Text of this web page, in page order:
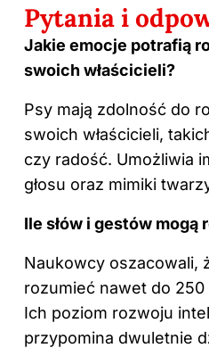
Pytania i
Jakie emocje potrafią
swoich właścicieli?
Psy mają zdolność do
swoich właścicieli,
czy radość. Umożliwia
głosu oraz mimiki
Ile słów i gestów mogą
Naukowcy oszacowali,
rozumieć nawet do 250
Ich poziom rozwoju
przypomina dwuletnie